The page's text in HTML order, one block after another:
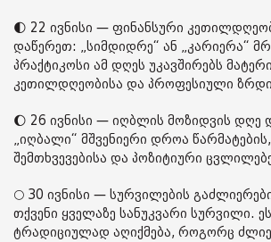
🌓 22 ივნისი — ფინანსური
დაწერეთ: „სიმდიდრე“ ან „კარიერა“
პრაქტიკოსი ამ დღეს უკავშირებს
კეთილდღეობისა და პროფესიული
🌔 26 ივნისი — იღბლის მოზიდვის დღე
„იღბალი“ მშვენიერი დროა
შემთხვევებისა და პოზიტიური
🌕 30 ივნისი — სურვილების
თქვენი ყველაზე სანუკვარი სურვილი.
ტრადიციულად აღიქმება, როგორც